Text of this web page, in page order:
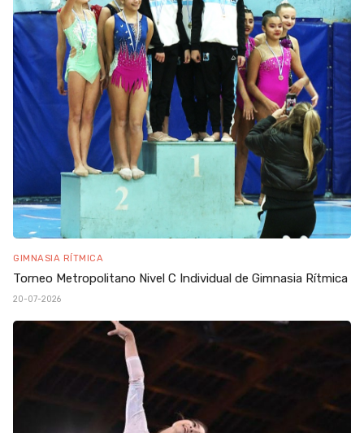
GIMNASIA RÍTMICA
Torneo Metropolitano Nivel C Individual de Gimnasia Rítmica
20-07-2026